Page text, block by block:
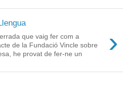
›
que vaig fer com a
de la Fundació Vincle sobre
he provat de fer-ne un